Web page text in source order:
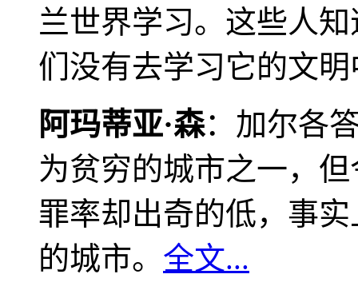
兰世界学习。这些人
们没有去学习它的文
阿玛蒂亚·森：加尔各
为贫穷的城市之一，
罪率却出奇的低，事
的城市。 全文...